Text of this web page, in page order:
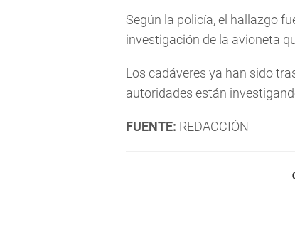
Según la policía, el hallazgo
investigación de la avioneta
Los cadáveres ya han sido
autoridades están
FUENTE: REDACCIÓN